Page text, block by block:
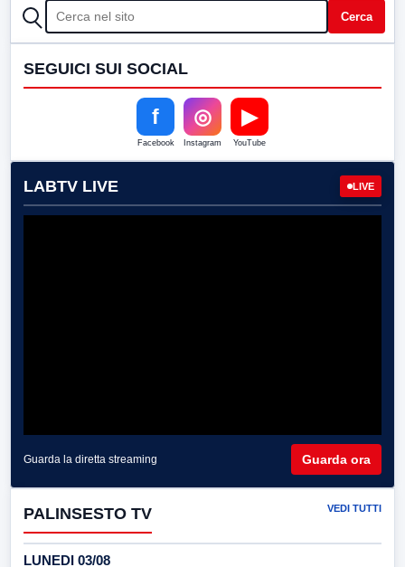
CERCA Cerca
SEGUICI SUI SOCIAL
f
Facebook
◎
Instagram
▶
YouTube
LABTV LIVE LIVE
Guarda la diretta streaming Guarda ora
PALINSESTO TV VEDI TUTTI
LUNEDI 03/08